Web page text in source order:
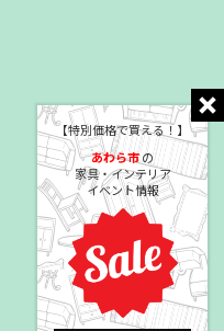
【特別価格で買える！】
あわら市の
家具・インテリア
イベント情報